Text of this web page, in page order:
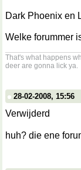
Dark Phoenix en
Welke forummer
That's what happens
deer are gonna lick ya.
28-02-2008, 15:56
Verwijderd
huh? die ene